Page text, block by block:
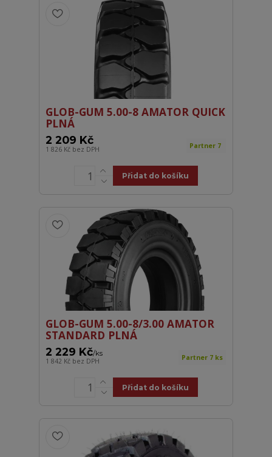
GLOB-GUM 5.00-8 AMATOR QUICK
PLNÁ
2 209 Kč
1 826 Kč bez DPH Partner 7
Přidat do košíku
GLOB-GUM 5.00-8/3.00 AMATOR
STANDARD PLNÁ
2 229 Kč/ks
1 842 Kč bez DPH Partner 7 ks
Přidat do košíku